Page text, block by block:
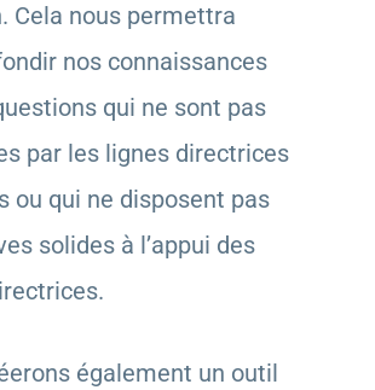
Cela nous permettra
nos connaissances
qui ne sont pas
par les lignes directrices
ou qui ne disposent pas
solides à l’appui des
également un outil